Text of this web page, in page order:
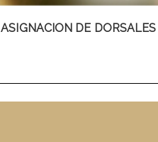
ASIGNACION DE DORSALES